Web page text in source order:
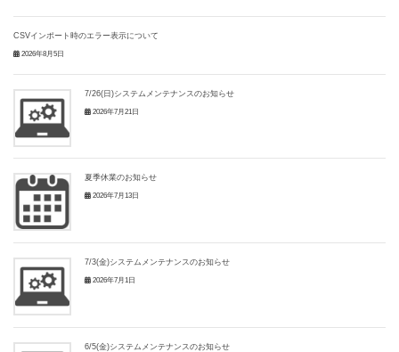
CSVインポート時のエラー表示について
2026年8月5日
7/26(日)システムメンテナンスのお知らせ
2026年7月21日
夏季休業のお知らせ
2026年7月13日
7/3(金)システムメンテナンスのお知らせ
2026年7月1日
6/5(金)システムメンテナンスのお知らせ